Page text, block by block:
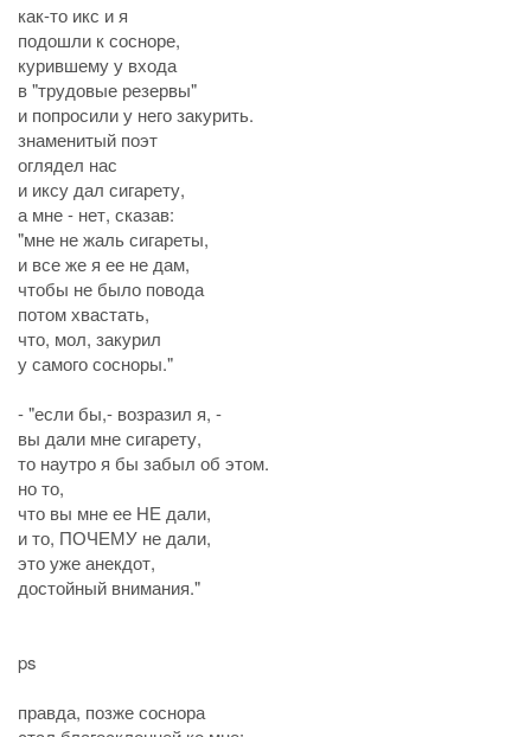
как-то икс и я
подошли к сосноре,
курившему у входа
в "трудовые резервы"
и попросили у него закурить.
знаменитый поэт
оглядел нас
и иксу дал сигарету,
а мне - нет, сказав:
"мне не жаль сигареты,
и все же я ее не дам,
чтобы не было повода
потом хвастать,
что, мол, закурил
у самого сосноры."
- "если бы,- возразил я, -
вы дали мне сигарету,
то наутро я бы забыл об этом.
но то,
что вы мне ее НЕ дали,
и то, ПОЧЕМУ не дали,
это уже анекдот,
достойный внимания."
ps
правда, позже соснора